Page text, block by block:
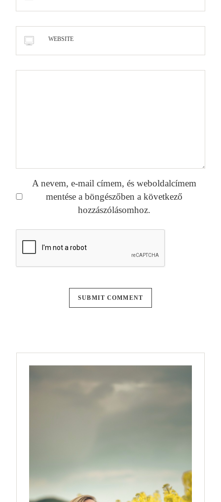
WEBSITE
A nevem, e-mail címem, és weboldalcímem
mentése a böngészőben a következő
hozzászólásomhoz.